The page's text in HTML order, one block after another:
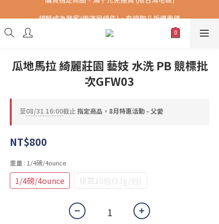
趕緊成為熟客(需滿足條件)，來領取八折優惠碼
提供港澳中地區順豐快遞 SF Express，全球DHL配送。(運費另計)
瓜地馬拉 綺麗莊園 藝妓 水洗 PB 競標批
次GFW03
至08/31 16:00截止指定商品，8月特惠活動 - 父愛
NT$800
重量 : 1/4磅/4ounce
1/4磅/4ounce 掛耳10包(13g/包)